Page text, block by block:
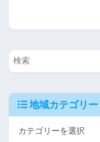
地域カテゴリー